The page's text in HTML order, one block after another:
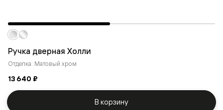
Ручка дверная Холли
Отделка: Матовый хром
13 640 ₽
В корзину